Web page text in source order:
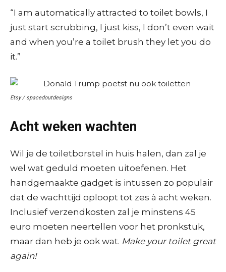
“I am automatically attracted to toilet bowls, I
just start scrubbing, I just kiss, I don’t even wait
and when you’re a toilet brush they let you do
it.”
Etsy / spacedoutdesigns
Acht weken wachten
Wil je de toiletborstel in huis halen, dan zal je
wel wat geduld moeten uitoefenen. Het
handgemaakte gadget is intussen zo populair
dat de wachttijd oploopt tot zes à acht weken.
Inclusief verzendkosten zal je minstens 45
euro moeten neertellen voor het pronkstuk,
maar dan heb je ook wat. Make your toilet great
again!